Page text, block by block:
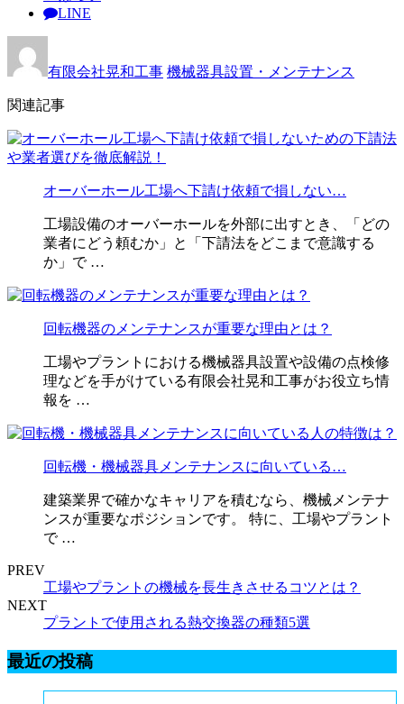
LINE
有限会社晃和工事 機械器具設置・メンテナンス
関連記事
オーバーホール工場へ下請け依頼で損しない…
工場設備のオーバーホールを外部に出すとき、「どの
業者にどう頼むか」と「下請法をどこまで意識する
か」で …
回転機器のメンテナンスが重要な理由とは？
工場やプラントにおける機械器具設置や設備の点検修
理などを手がけている有限会社晃和工事がお役立ち情
報を …
回転機・機械器具メンテナンスに向いている…
建築業界で確かなキャリアを積むなら、機械メンテナ
ンスが重要なポジションです。 特に、工場やプラント
で …
PREV
工場やプラントの機械を長生きさせるコツとは？
NEXT
プラントで使用される熱交換器の種類5選
最近の投稿